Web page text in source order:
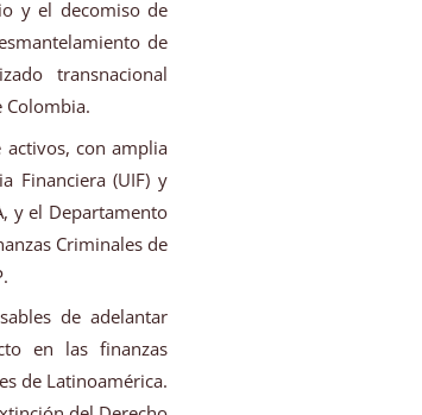
y el decomiso de
de
transnacional
Colombia.
activos, con amplia
Financiera (UIF) y
y el Departamento
Criminales de
de adelantar
en las finanzas
de Latinoamérica.